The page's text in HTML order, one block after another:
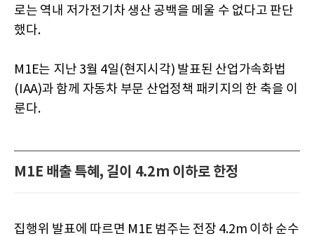
로는 역내 저가전기차 생산 공백을 메울 수 없다고 판단
했다.
M1E는 지난 3월 4일(현지시각) 발표된 산업가속화법
(IAA)과 함께 자동차 부문 산업정책 패키지의 한 축을 이
룬다.
M1E 배출 특혜, 길이 4.2m 이하로 한정
집행위 발표에 따르면 M1E 범주는 전장 4.2m 이하 순수